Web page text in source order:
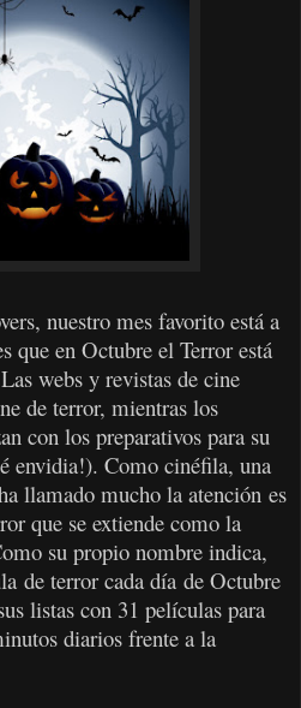
nuestro mes favorito está a
que en Octubre el Terror está
webs y revistas de cine
de terror, mientras los
con los preparativos para su
envidia!). Como cinéfila, una
llamado mucho la atención es
que se extiende como la
su propio nombre indica,
de terror cada día de Octubre
listas con 31 películas para
diarios frente a la